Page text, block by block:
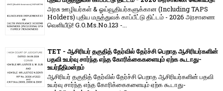
அரசு ஊழியர்கள் & ஓய்வூதியர்களுக்கான (Including TAPS
Holders) புதிய மருத்துவக் காப்பீட்டு திட்டம் - 2026 அரசாணை
வெளியீடு! G.O.Ms.No.123 -...
TET - ஆசிரியர் தகுதித் தேர்வில் தேர்ச்சி பெறாத ஆசிரியர்களின்
பதவி உயர்வு சார்ந்த எந்த கோரிக்கைகளையும் ஏற்க கூடாது-
உயர்நீதிமன்றம்
ஆசிரியர் தகுதித் தேர்வில் தேர்ச்சி பெறாத ஆசிரியர்களின் பதவி
உயர்வு சார்ந்த எந்த கோரிக்கைகளையும் ஏற்க கூடாது-